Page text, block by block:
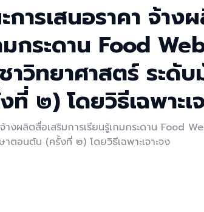
การเสนอราคา จ้าง
มกระดาน Food
าวิทยาศาสตร์ ระดั
๒) โดยวิธีเฉพาะเ
างผลิตสื่อเสริมการเรียนรู้เกมกระดาน Food
ตอนต้น (ครั้งที่ ๒) โดยวิธีเฉพาะเจาะจง